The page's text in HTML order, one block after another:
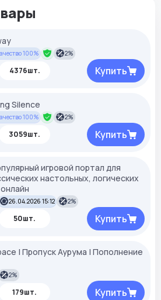
100% 2%
4376шт. Купить
Silence
100% 2%
3059шт. Купить
игровой портал для
настольных, логических
26.04.2026 15:12 2%
50шт. Купить
| Пропуск Аурума | Пополнение
2%
179шт. Купить